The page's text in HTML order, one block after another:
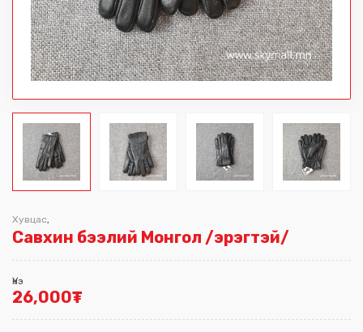
Хувцас,
Савхин бээлий Монгол /эрэгтэй/
Үнэ
26,000₮